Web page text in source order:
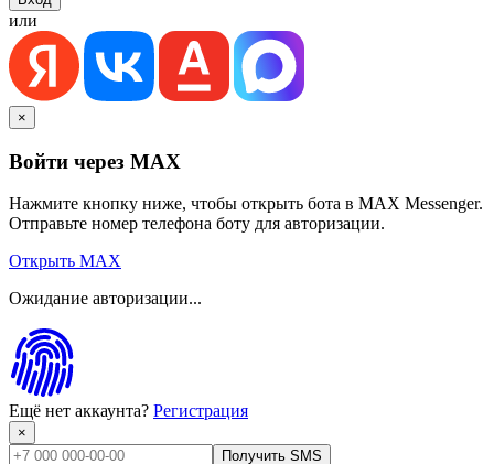
или
×
Войти через MAX
Нажмите кнопку ниже, чтобы открыть бота в MAX Messenger.
Отправьте номер телефона боту для авторизации.
Открыть MAX
Ожидание авторизации...
Ещё нет аккаунта? Регистрация
×
Получить SMS